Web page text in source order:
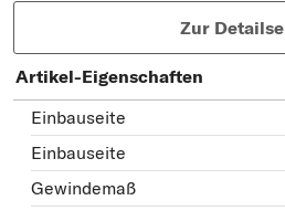
Zur
Artikel-Eigenschaften
Einbauseite
Einbauseite
Gewindemaß